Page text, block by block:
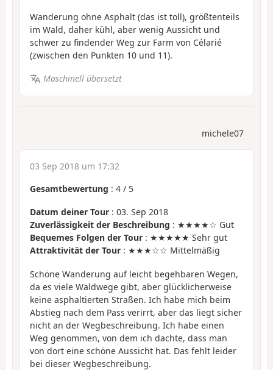
Wanderung ohne Asphalt (das ist toll), größtenteils
im Wald, daher kühl, aber wenig Aussicht und
schwer zu findender Weg zur Farm von Célarié
(zwischen den Punkten 10 und 11).
Maschinell übersetzt
michele07
03 Sep 2018 um 17:32
Gesamtbewertung : 4 / 5
Datum deiner Tour : 03. Sep 2018
Zuverlässigkeit der Beschreibung : ★★★★☆ Gut
Bequemes Folgen der Tour : ★★★★★ Sehr gut
Attraktivität der Tour : ★★★☆☆ Mittelmäßig
Schöne Wanderung auf leicht begehbaren Wegen,
da es viele Waldwege gibt, aber glücklicherweise
keine asphaltierten Straßen. Ich habe mich beim
Abstieg nach dem Pass verirrt, aber das liegt sicher
nicht an der Wegbeschreibung. Ich habe einen
Weg genommen, von dem ich dachte, dass man
von dort eine schöne Aussicht hat. Das fehlt leider
bei dieser Wegbeschreibung.